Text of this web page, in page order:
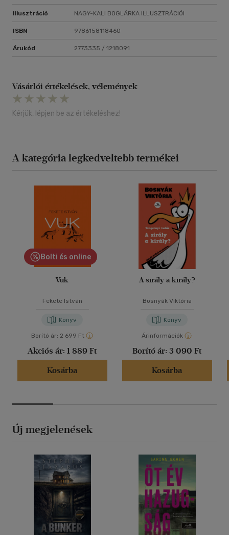
Illusztráció NAGY-KALI BOGLÁRKA ILLUSZTRÁCIÓI
ISBN 9786158118460
Árukód 2773335 / 1218091
Vásárlói értékelések, vélemények
Kérjük, lépjen be az értékeléshez!
A kategória legkedveltebb termékei
Bolti és online
Vuk
Fekete István
Könyv
Borító ár: 2 699 Ft
Akciós ár: 1 889 Ft
Kosárba
A sirály a király?
Bosnyák Viktória
Könyv
Árinformációk
Borító ár: 3 090 Ft
Kosárba
Új megjelenések